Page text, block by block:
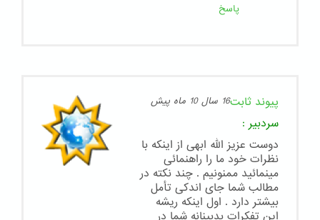
پاسخ
پیوند ثابت16 سال 10 ماه پیش
سردبیر :
دوست عزیز الله ابهی از اینکه با
نظرات خود ما را راهنمائی
مینمائید ممنونیم . چند نکته در
مطالب شما جای اندکی تأمل
بیشتر دارد . اول اینکه ریشه